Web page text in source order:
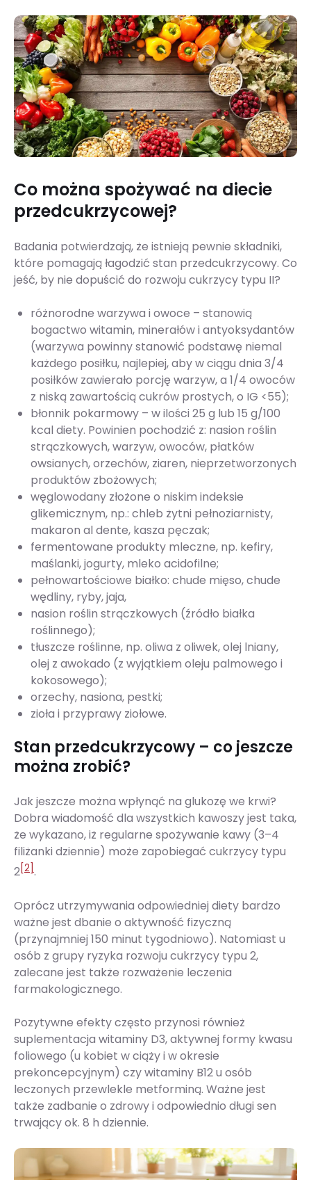
Co można spożywać na diecie
przedcukrzycowej?
Badania potwierdzają, że istnieją pewnie składniki,
które pomagają łagodzić stan przedcukrzycowy. Co
jeść, by nie dopuścić do rozwoju cukrzycy typu II?
różnorodne warzywa i owoce – stanowią
bogactwo witamin, minerałów i antyoksydantów
(warzywa powinny stanowić podstawę niemal
każdego posiłku, najlepiej, aby w ciągu dnia 3/4
posiłków zawierało porcję warzyw, a 1/4 owoców
z niską zawartością cukrów prostych, o IG <55);
błonnik pokarmowy – w ilości 25 g lub 15 g/100
kcal diety. Powinien pochodzić z: nasion roślin
strączkowych, warzyw, owoców, płatków
owsianych, orzechów, ziaren, nieprzetworzonych
produktów zbożowych;
węglowodany złożone o niskim indeksie
glikemicznym, np.: chleb żytni pełnoziarnisty,
makaron al dente, kasza pęczak;
fermentowane produkty mleczne, np. kefiry,
maślanki, jogurty, mleko acidofilne;
pełnowartościowe białko: chude mięso, chude
wędliny, ryby, jaja,
nasion roślin strączkowych (źródło białka
roślinnego);
tłuszcze roślinne, np. oliwa z oliwek, olej lniany,
olej z awokado (z wyjątkiem oleju palmowego i
kokosowego);
orzechy, nasiona, pestki;
zioła i przyprawy ziołowe.
Stan przedcukrzycowy – co jeszcze
można zrobić?
Jak jeszcze można wpłynąć na glukozę we krwi?
Dobra wiadomość dla wszystkich kawoszy jest taka,
że wykazano, iż regularne spożywanie kawy (3–4
filiżanki dziennie) może zapobiegać cukrzycy typu
2 [2] .
Oprócz utrzymywania odpowiedniej diety bardzo
ważne jest dbanie o aktywność fizyczną
(przynajmniej 150 minut tygodniowo). Natomiast u
osób z grupy ryzyka rozwoju cukrzycy typu 2,
zalecane jest także rozważenie leczenia
farmakologicznego.
Pozytywne efekty często przynosi również
suplementacja witaminy D3, aktywnej formy kwasu
foliowego (u kobiet w ciąży i w okresie
prekoncepcyjnym) czy witaminy B12 u osób
leczonych przewlekle metforminą. Ważne jest
także zadbanie o zdrowy i odpowiednio długi sen
trwający ok. 8 h dziennie.